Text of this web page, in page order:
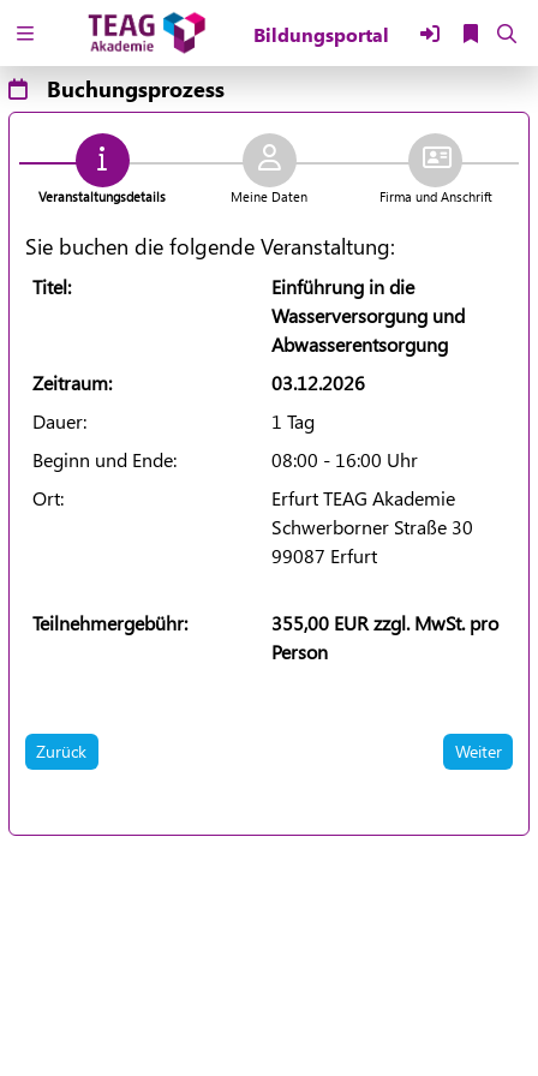
Zuklappen
Loading
Loading
Loading
Buchungsprozess
Veranstaltungsdetails Meine Daten Firma und Anschrift
Sie buchen die folgende Veranstaltung:
Titel:
Einführung in die
Wasserversorgung und
Abwasserentsorgung
Zeitraum:
03.12.2026
Dauer:
1 Tag
Beginn und Ende:
08:00 - 16:00 Uhr
Ort:
Erfurt TEAG Akademie
Schwerborner Straße 30
99087 Erfurt
Teilnehmergebühr:
355,00 EUR zzgl. MwSt. pro
Person
Zurück Weiter